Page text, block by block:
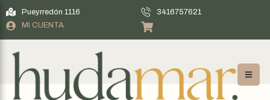
Pueyrredón 1116
3416757621
MI CUENTA